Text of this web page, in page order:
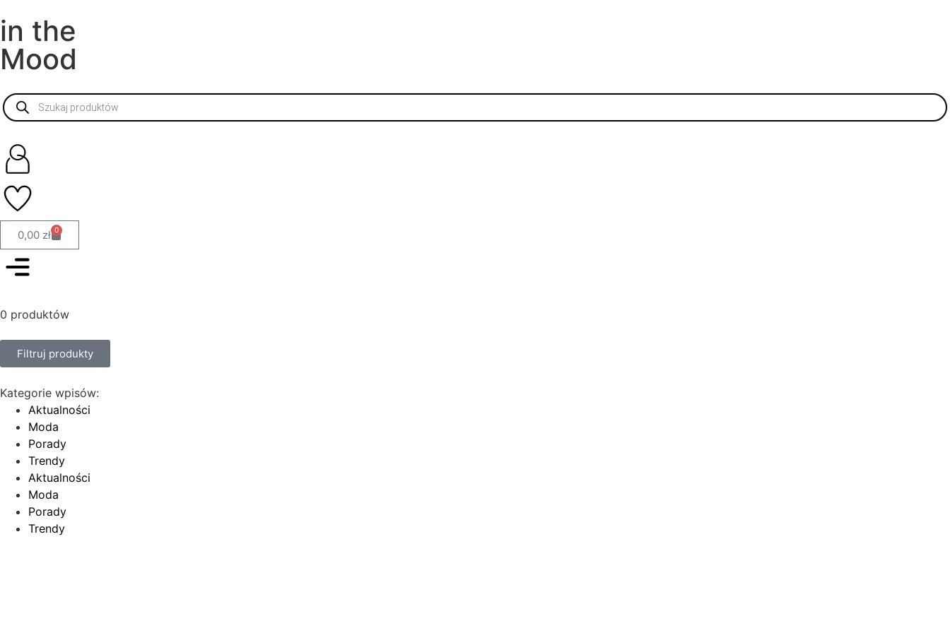
in the
Mood
0,00 zł 0
0 produktów
Filtruj produkty
Kategorie wpisów:
Aktualności
Moda
Porady
Trendy
Aktualności
Moda
Porady
Trendy